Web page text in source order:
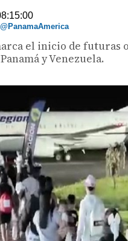
el inicio de
y Venezuela.